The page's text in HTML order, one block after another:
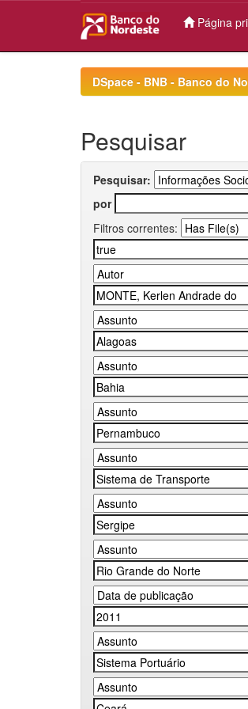
Página
DSpace - BNB - Banco do
Pesquisar
Pesquisar:
por
Filtros correntes: